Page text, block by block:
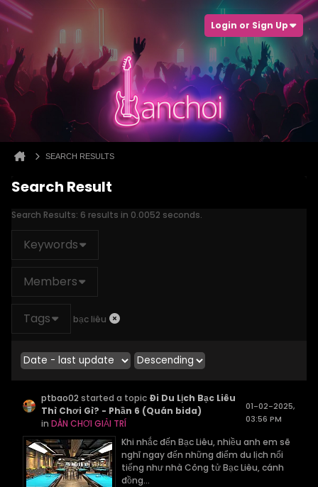
Login or Sign Up
SEARCH RESULTS
Search Result
Search Results: 6 results in 0.0052 seconds.
Keywords
Members
Tags bạc liêu
ptbao02 started a topic Đi Du Lịch Bạc Liêu
Thì Chơi Gì? - Phần 6 (Quán bida)
inDÂN CHƠI GIẢI TRÍ
01-02-2025,
03:56 PM
Khi nhắc đến Bạc Liêu, nhiều anh em sẽ
nghĩ ngay đến những điểm du lịch nổi
tiếng như nhà Công tử Bạc Liêu, cánh
đồng...